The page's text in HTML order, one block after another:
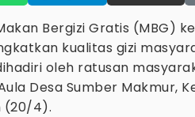
Bergizi Gratis (MBG)
kualitas gizi
oleh ratusan
Desa Sumber Makmur,
(20/4).